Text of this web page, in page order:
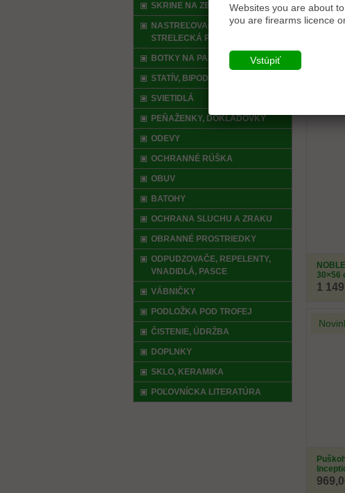
30×56
1
SKRINE NA ZBRANE
NASTREĽOVACÍ STOJAN,
STRELECKÁ PODLOŽKA
BOTKY NA PAŽBU
STATÍV, BIPOD , TRIPOD
SVIETIDLÁ
PEŇAŽENKY, DOKLADOVKY
ODEVY
OCHRANNÉ RÚŠKA
OBUV
BATOHY
OCHRANA SLUCHU A ZRAKU
OBRANNÉ PROSTRIEDKY
ODPUDZOVAČE, REPELENTY,
VNADIDLÁ, PASCE
VÁBNIČKY
PODLOŽKA POD TROFEJ
ČISTENIE, ÚDRŽBA
DOPLNKY
SKLO, KERAMIKA
POĽOVNÍCKA LITERATÚRA
Websites you are about
you are firearms licence
Vstúpiť